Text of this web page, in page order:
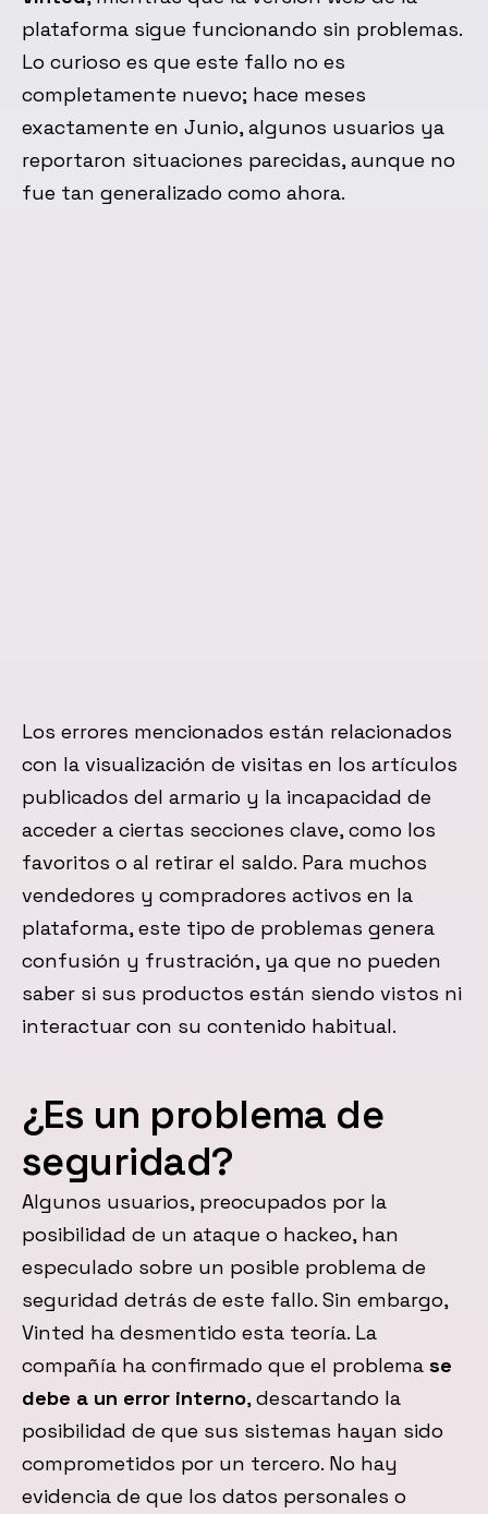
plataforma sigue funcionando sin problemas.
Lo curioso es que este fallo no es
completamente nuevo; hace meses
exactamente en Junio, algunos usuarios ya
reportaron situaciones parecidas, aunque no
fue tan generalizado como ahora.
Los errores mencionados están relacionados
con la visualización de visitas en los artículos
publicados del armario y la incapacidad de
acceder a ciertas secciones clave, como los
favoritos o al retirar el saldo. Para muchos
vendedores y compradores activos en la
plataforma, este tipo de problemas genera
confusión y frustración, ya que no pueden
saber si sus productos están siendo vistos ni
interactuar con su contenido habitual.
¿Es un problema de
seguridad?
Algunos usuarios, preocupados por la
posibilidad de un ataque o hackeo, han
especulado sobre un posible problema de
seguridad detrás de este fallo. Sin embargo,
Vinted ha desmentido esta teoría. La
compañía ha confirmado que el problema se
debe a un error interno, descartando la
posibilidad de que sus sistemas hayan sido
comprometidos por un tercero. No hay
evidencia de que los datos personales o